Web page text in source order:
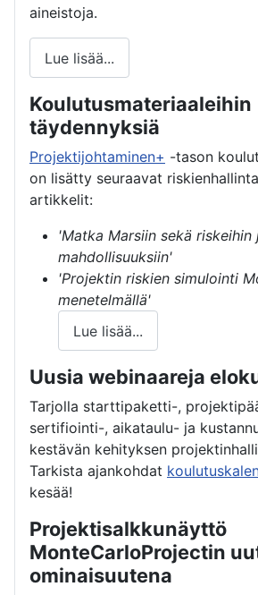
aineistoja.
Lue lisää...
Koulutusmateriaaleihin
täydennyksiä
Projektijohtaminen+ -tason
on lisätty seuraavat
artikkelit:
'Matka Marsiin sekä riskeihin
mahdollisuuksiin'
'Projektin riskien simulointi
menetelmällä'
Lue lisää...
Uusia webinaareja
Tarjolla starttipaketti-,
sertifiointi-, aikataulu- ja
kestävän kehityksen
Tarkista ajankohdat
kesää!
Projektisalkkunäyttö
MonteCarloProjectin
ominaisuutena